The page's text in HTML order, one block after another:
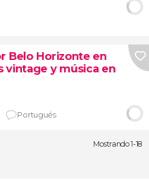
Belo Horizonte en
vintage y música en
Portugués
Mostrando 1-18